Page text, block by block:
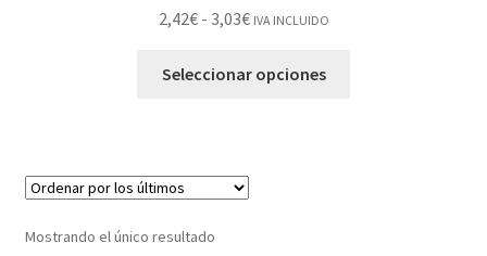
2,42€ - 3,03€ IVA INCLUIDO
Seleccionar opciones
Mostrando el único resultado